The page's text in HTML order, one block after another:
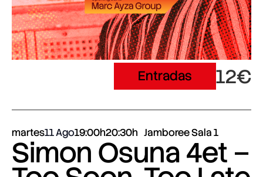
Entradas 12€
martes11 Ago19:00h20:30h Jamboree Sala 1
Simon Osuna 4et –